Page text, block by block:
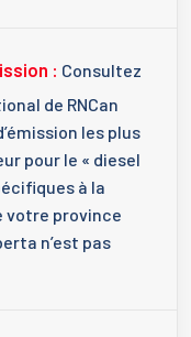
: Consultez
de RNCan
les plus
pour le « diesel
à la
votre province
n’est pas